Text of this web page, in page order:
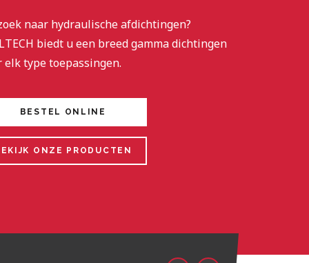
naar hydraulische afdichtingen?
biedt u een breed gamma dichtingen
elk type toepassingen.
BESTEL ONLINE
ONZE PRODUCTEN